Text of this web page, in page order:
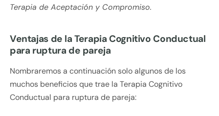
Terapia de Aceptación y Compromiso.
Ventajas de la Terapia Cognitivo Conductual
para ruptura de pareja
Nombraremos a continuación solo algunos de los
muchos beneficios que trae la Terapia Cognitivo
Conductual para ruptura de pareja: